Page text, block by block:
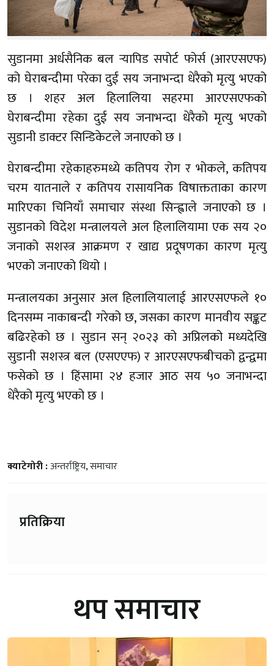
सुडानमा अर्धसैनिक बल र्‍यापिड सपोर्ट फोर्स (आरएसएफ)
को घेराबन्दीमा परेका दुई सय जनाभन्दा धेरैको मृत्यु भएको
छ । शहर अल हिलालिया सहरमा आरएसएफको
घेराबन्दीमा रहेका दुई सय जनाभन्दा धेरैको मृत्यु भएको
सुडानी डाक्टर सिन्डिकेटले जनाएको छ ।
घेराबन्दीमा रहेकाहरुमध्ये कतिपय रोग र भोकले, कतिपय
चरम यातनाले र कतिपय रासायनिक विषाक्तताका कारण
मारिएका चिनियाँ समाचार संस्था सिन्ह्वाले जनाएको छ ।
सुडानको विदेश मन्त्रालयले अल हिलालियामा एक सय २०
जनाको सशस्त्र आक्रमण र खाद्य प्रदूषणका कारण मृत्यु
भएको जनाएको थियो ।
मन्त्रालयका अनुसार अल हिलालियालाई आरएसएफले १०
दिनसम्म नाकाबन्दी गरेको छ, जसका कारण मानवीय सङ्कट
बढिरहेको छ । सुडान सन् २०२३ को अप्रिलको मध्यदेखि
सुडानी सशस्त्र बल (एसएएफ) र आरएसएफबीचको द्वन्द्वमा
फसेको छ । हिंसामा २४ हजार आठ सय ५० जनाभन्दा
धेरैको मृत्यु भएको छ ।
क्याटेगोरी :अन्तर्राष्ट्रिय,समाचार
प्रतिक्रिया
थप समाचार